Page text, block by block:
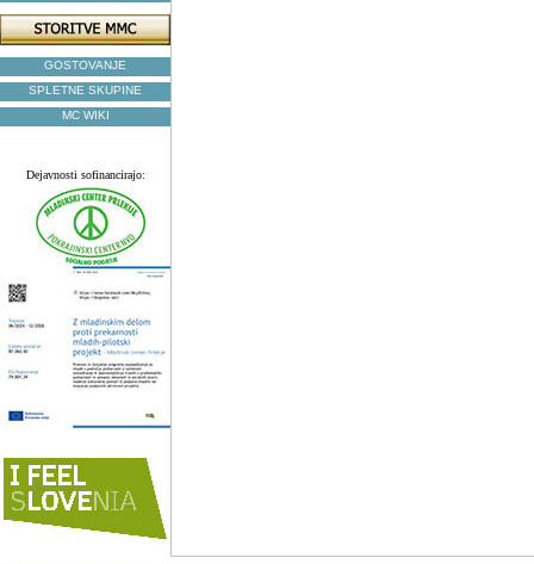
GOSTOVANJE
SPLETNE SKUPINE
MC WIKI
Dejavnosti sofinancirajo: